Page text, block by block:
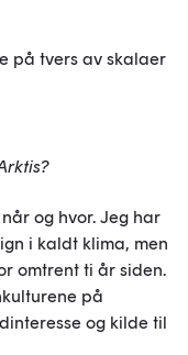
på tvers av skalaer
og hvor. Jeg har
i kaldt klima, men
omtrent ti år siden.
på
og kilde til